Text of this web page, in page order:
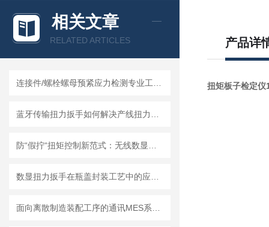
相关文章
RELATED ARTICLES 产品详
扭矩板子检定仪